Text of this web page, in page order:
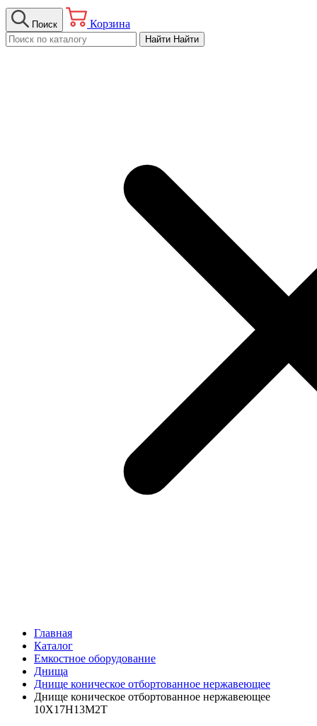
Поиск Корзина
Найти Найти
Главная
Каталог
Емкостное оборудование
Днища
Днище коническое отбортованное нержавеющее
Днище коническое отбортованное нержавеющее
10Х17Н13М2Т